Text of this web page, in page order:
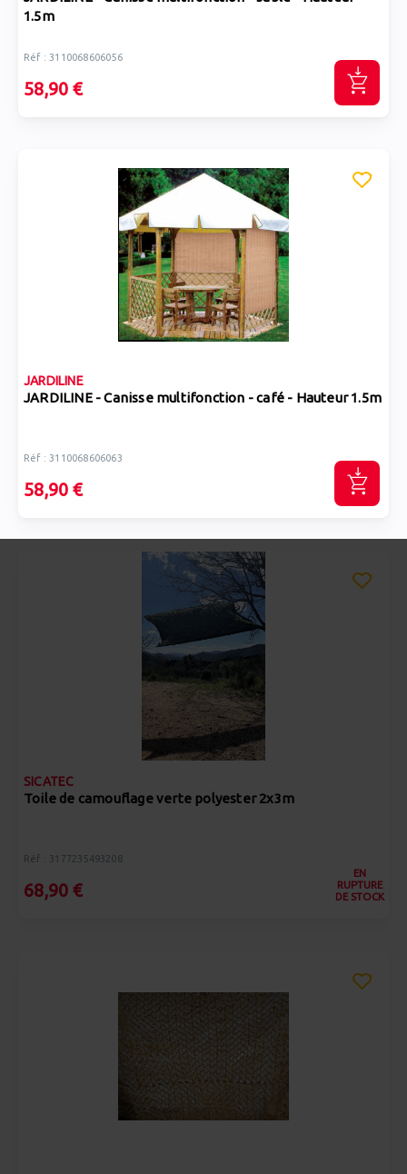
1.5m
Réf : 3110068606056
58,90 €
JARDILINE
JARDILINE - Canisse multifonction - café - Hauteur 1.5m
Réf : 3110068606063
58,90 €
SICATEC
Toile de camouflage verte polyester 2x3m
Réf : 3177235493208
68,90 €
EN
RUPTURE
DE STOCK